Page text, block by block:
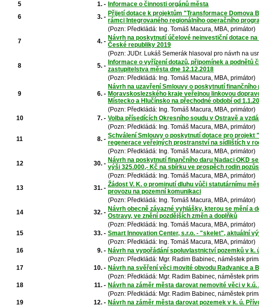
5
1. - Informace o činnosti orgánů města
6
3. - Přijetí dotace k projektům "Transformace Domova
rámci Integrovaného regionálního operačního
(Pozn: Předkládá: Ing. Tomáš Macura, MBA, primátor)
7
4. - Návrh na poskytnutí účelové neinvestiční dotace
České republiky 2019
(Pozn: JUDr. Lukáš Semerák hlasoval pro návrh na
8
5. - Informace o vyřízení dotazů, připomínek a
zastupitelstva města dne 12.12.2018
(Pozn: Předkládá: Ing. Tomáš Macura, MBA, primátor)
9 6. -
Návrh na uzavření Smlouvy o poskytnutí
Moravskoslezského kraje veřejnou linkovou
Místecko a Hlučínsko na přechodné období od
(Pozn: Předkládá: Ing. Tomáš Macura, MBA, primátor)
10
7. - Volba přísedících Okresního soudu v Ostravě a
(Pozn: Předkládá: Ing. Tomáš Macura, MBA, primátor)
11
8. - Schválení Smlouvy o poskytnutí dotace pro projekt
regenerace veřejných prostranství na sídlištích v
(Pozn: Předkládá: Ing. Tomáš Macura, MBA, primátor)
12
30. - Návrh na poskytnutí finančního daru Nadaci OKD
výši 325.000,- Kč na sbírku ve prospěch rodin
(Pozn: Předkládá: Ing. Tomáš Macura, MBA, primátor)
13
31. - Žádost V. K. o prominutí dluhu vůči statutárnímu
provozu na pozemní komunikaci
(Pozn: Předkládá: Ing. Tomáš Macura, MBA, primátor)
14
32. - Návrh obecně závazné vyhlášky, kterou se mění a
Ostravy, ve znění pozdějších změn a doplňků
(Pozn: Předkládá: Ing. Tomáš Macura, MBA, primátor)
15
33. - Smart Innovation Center, s.r.o. - "skelet", aktuální
(Pozn: Předkládá: Ing. Tomáš Macura, MBA, primátor)
16
9. - Návrh na vypořádání spoluvlastnictví pozemků v k.
(Pozn: Předkládá: Mgr. Radim Babinec, náměstek
17
10. - Návrh na svěření věci movité obvodu Radvanice a
(Pozn: Předkládá: Mgr. Radim Babinec, náměstek
18
11. - Návrh na záměr města darovat nemovité věci v
(Pozn: Předkládá: Mgr. Radim Babinec, náměstek
19
12. - Návrh na záměr města darovat pozemek v k. ú.